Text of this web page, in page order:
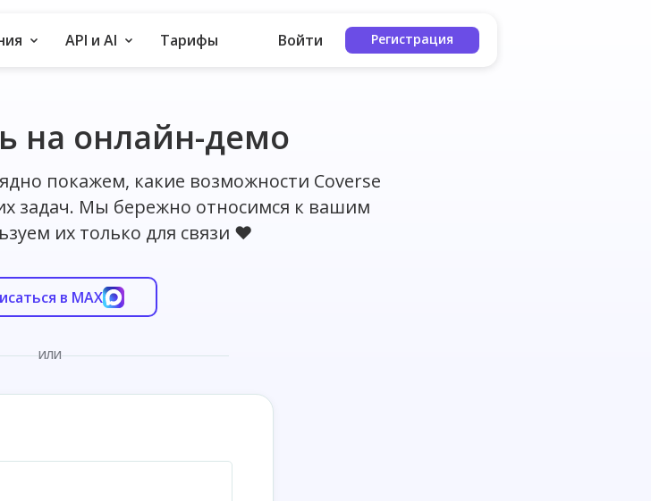
API и AI Тарифы Войти Регистрация
на онлайн-демо
покажем, какие возможности Coverse
задач. Мы бережно относимся к вашим
их только для связи ❤️
в MAX
ИЛИ